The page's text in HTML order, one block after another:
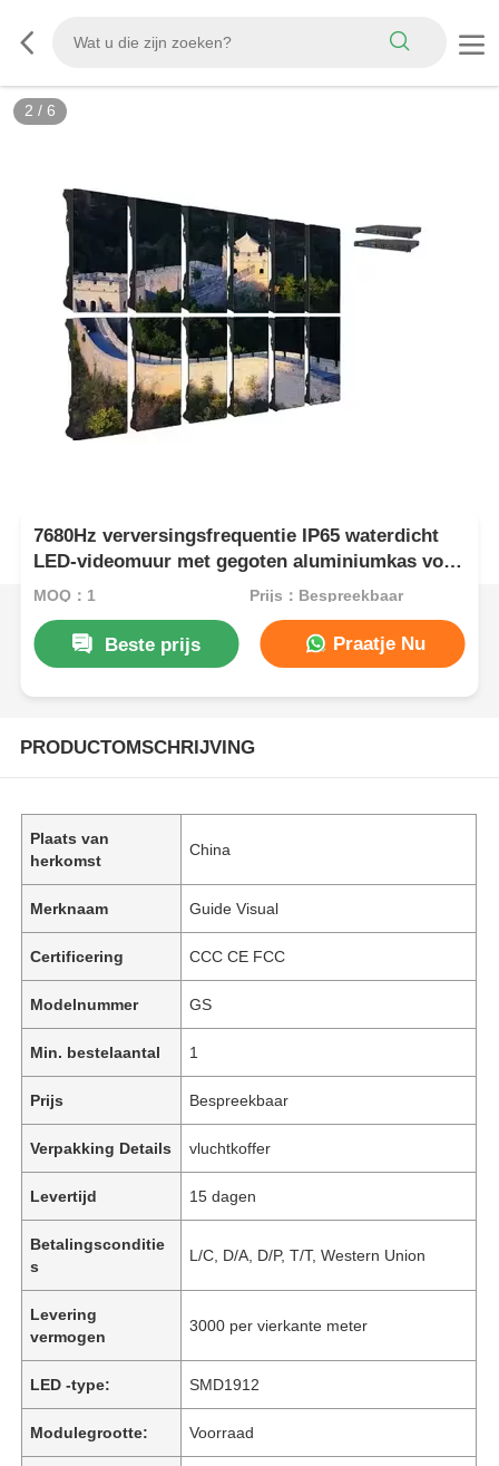
3 / 6
7680Hz verversingsfrequentie IP65 waterdicht
LED-videomuur met gegoten aluminiumkas voor
professionele evenementen
MOQ：1 Prijs：Bespreekbaar
Beste prijs Praatje Nu
PRODUCTOMSCHRIJVING
Plaats van
herkomst
China
Merknaam Guide Visual
Certificering CCC CE FCC
Modelnummer GS
Min. bestelaantal 1
Prijs Bespreekbaar
Verpakking Details vluchtkoffer
Levertijd 15 dagen
Betalingsconditie
s
L/C, D/A, D/P, T/T, Western Union
Levering
vermogen
3000 per vierkante meter
LED -type: SMD1912
Modulegrootte: Voorraad